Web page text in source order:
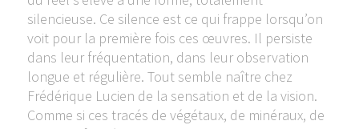
silencieuse. Ce silence est ce qui frappe lorsqu’on
voit pour la première fois ces œuvres. Il persiste
dans leur fréquentation, dans leur observation
longue et régulière. Tout semble naître chez
Frédérique Lucien de la sensation et de la vision.
Comme si ces tracés de végétaux, de minéraux, de